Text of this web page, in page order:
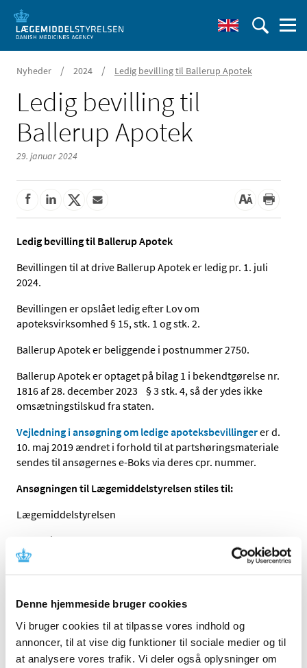
Denne hjemmeside bruger cookies
Vi bruger cookies til at tilpasse vores indhold og
annoncer, til at vise dig funktioner til sociale medier og til
at analysere vores trafik. Vi deler også oplysninger om
Nyheder / 2024 / Ledig bevilling til Ballerup Apotek
Ledig bevilling til
Ballerup Apotek
29. januar 2024
Ledig bevilling til Ballerup Apotek
Bevillingen til at drive Ballerup Apotek er ledig pr. 1. juli
2024.
Bevillingen er opslået ledig efter Lov om
apoteksvirksomhed § 15, stk. 1 og stk. 2.
Ballerup Apotek er beliggende i postnummer 2750.
Ballerup Apotek er optaget på bilag 1 i bekendtgørelse nr.
1816 af 28. december 2023 § 3 stk. 4, så der ydes ikke
omsætningstilskud fra staten.
Vejledning i ansøgning om ledige apoteksbevillingerer d.
10. maj 2019 ændret i forhold til at partshøringsmateriale
sendes til ansøgernes e-Boks via deres cpr. nummer.
Ansøgningen til Lægemiddelstyrelsen stiles til:
Lægemiddelstyrelsen
Axel Heides Gade 1
2300 København S.
(Åbner i nyt vindue, og skal udfyldes indenfor 20
minutter, ellers modtager vi den ikke).
Ansøgningen skal være Lægemiddelstyrelsen i hænde
senest den
26. februar 2024 kl. 12.00.